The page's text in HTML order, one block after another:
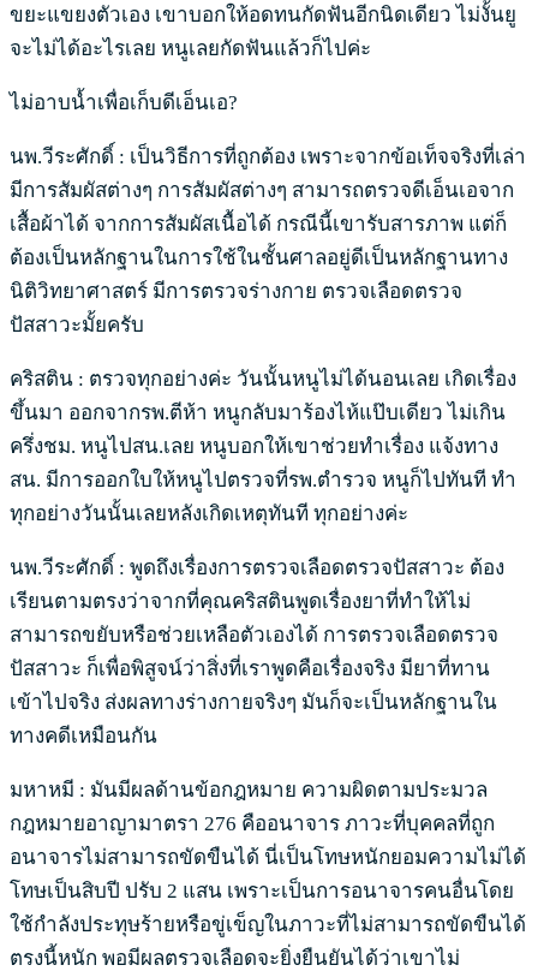
ขยะแขยงตัวเอง เขาบอกให้อดทนกัดฟันอีกนิดเดียว ไม่งั้นยู
จะไม่ได้อะไรเลย หนูเลยกัดฟันแล้วก็ไปค่ะ
ไม่อาบน้ำเพื่อเก็บดีเอ็นเอ?
นพ.วีระศักดิ์ : เป็นวิธีการที่ถูกต้อง เพราะจากข้อเท็จจริงที่เล่า
มีการสัมผัสต่างๆ การสัมผัสต่างๆ สามารถตรวจดีเอ็นเอจาก
เสื้อผ้าได้ จากการสัมผัสเนื้อได้ กรณีนี้เขารับสารภาพ แต่ก็
ต้องเป็นหลักฐานในการใช้ในชั้นศาลอยู่ดีเป็นหลักฐานทาง
นิติวิทยาศาสตร์ มีการตรวจร่างกาย ตรวจเลือดตรวจ
ปัสสาวะมั้ยครับ
คริสติน : ตรวจทุกอย่างค่ะ วันนั้นหนูไม่ได้นอนเลย เกิดเรื่อง
ขึ้นมา ออกจากรพ.ตีห้า หนูกลับมาร้องไห้แป๊บเดียว ไม่เกิน
ครึ่งชม. หนูไปสน.เลย หนูบอกให้เขาช่วยทำเรื่อง แจ้งทาง
สน. มีการออกใบให้หนูไปตรวจที่รพ.ตำรวจ หนูก็ไปทันที ทำ
ทุกอย่างวันนั้นเลยหลังเกิดเหตุทันที ทุกอย่างค่ะ
นพ.วีระศักดิ์ : พูดถึงเรื่องการตรวจเลือดตรวจปัสสาวะ ต้อง
เรียนตามตรงว่าจากที่คุณคริสตินพูดเรื่องยาที่ทำให้ไม่
สามารถขยับหรือช่วยเหลือตัวเองได้ การตรวจเลือดตรวจ
ปัสสาวะ ก็เพื่อพิสูจน์ว่าสิ่งที่เราพูดคือเรื่องจริง มียาที่ทาน
เข้าไปจริง ส่งผลทางร่างกายจริงๆ มันก็จะเป็นหลักฐานใน
ทางคดีเหมือนกัน
มหาหมี : มันมีผลด้านข้อกฎหมาย ความผิดตามประมวล
กฎหมายอาญามาตรา 276 คืออนาจาร ภาวะที่บุคคลที่ถูก
อนาจารไม่สามารถขัดขืนได้ นี่เป็นโทษหนักยอมความไม่ได้
โทษเป็นสิบปี ปรับ 2 แสน เพราะเป็นการอนาจารคนอื่นโดย
ใช้กำลังประทุษร้ายหรือขู่เข็ญในภาวะที่ไม่สามารถขัดขืนได้
ตรงนี้หนัก พอมีผลตรวจเลือดจะยิ่งยืนยันได้ว่าเขาไม่